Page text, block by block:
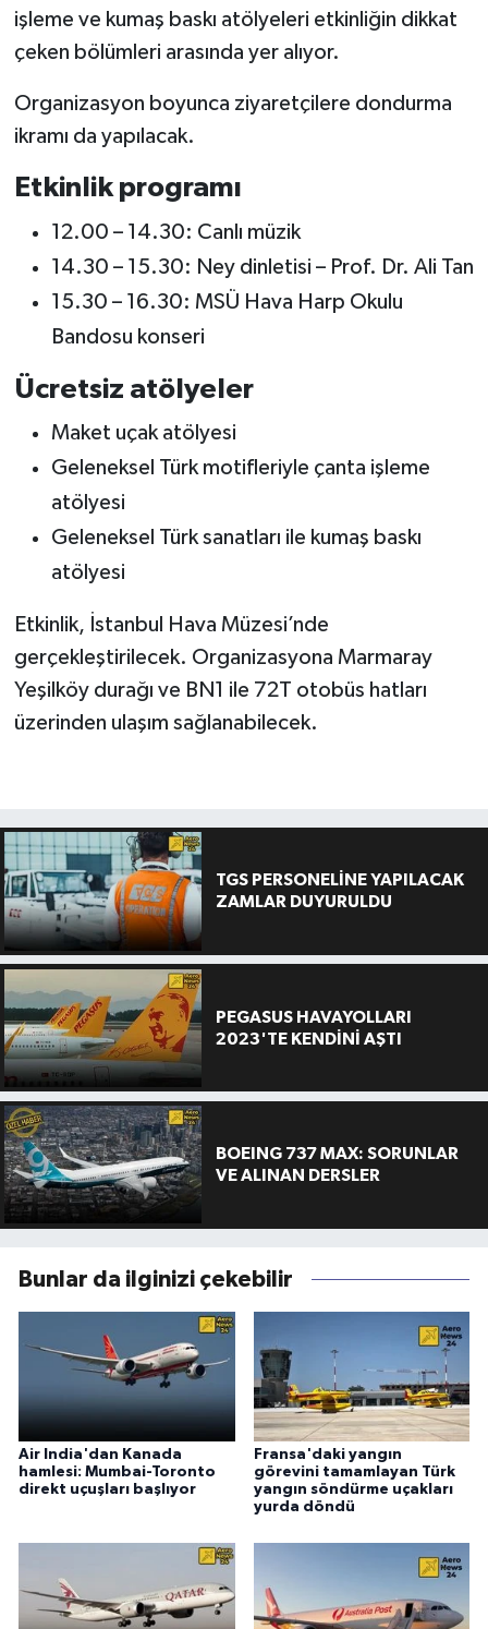
işleme ve kumaş baskı atölyeleri etkinliğin dikkat
çeken bölümleri arasında yer alıyor.
Organizasyon boyunca ziyaretçilere dondurma
ikramı da yapılacak.
Etkinlik programı
12.00 – 14.30: Canlı müzik
14.30 – 15.30: Ney dinletisi – Prof. Dr. Ali Tan
15.30 – 16.30: MSÜ Hava Harp Okulu
Bandosu konseri
Ücretsiz atölyeler
Maket uçak atölyesi
Geleneksel Türk motifleriyle çanta işleme
atölyesi
Geleneksel Türk sanatları ile kumaş baskı
atölyesi
Etkinlik, İstanbul Hava Müzesi’nde
gerçekleştirilecek. Organizasyona Marmaray
Yeşilköy durağı ve BN1 ile 72T otobüs hatları
üzerinden ulaşım sağlanabilecek.
TGS PERSONELİNE YAPILACAK
ZAMLAR DUYURULDU
PEGASUS HAVAYOLLARI
2023'TE KENDİNİ AŞTI
BOEING 737 MAX: SORUNLAR
VE ALINAN DERSLER
Bunlar da ilginizi çekebilir
Air India'dan Kanada
hamlesi: Mumbai-Toronto
direkt uçuşları başlıyor
Fransa'daki yangın
görevini tamamlayan Türk
yangın söndürme uçakları
yurda döndü